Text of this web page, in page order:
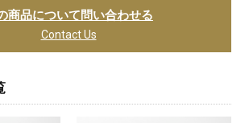
商品について問い合わせる
Contact Us